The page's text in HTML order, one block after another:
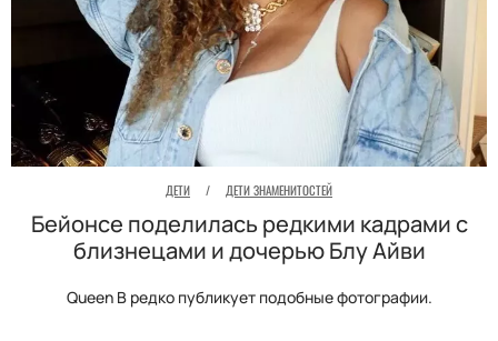
ДЕТИ / ДЕТИ ЗНАМЕНИТОСТЕЙ
Бейонсе поделилась редкими кадрами с
близнецами и дочерью Блу Айви
Queen B редко публикует подобные фотографии.